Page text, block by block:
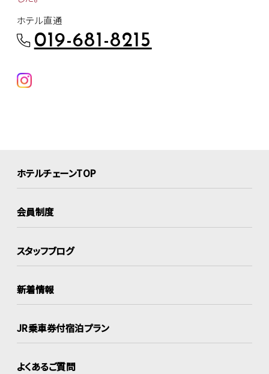
ホテル直通
019-681-8215
ホテルチェーンTOP
会員制度
スタッフブログ
新着情報
JR乗車券付宿泊プラン
よくあるご質問